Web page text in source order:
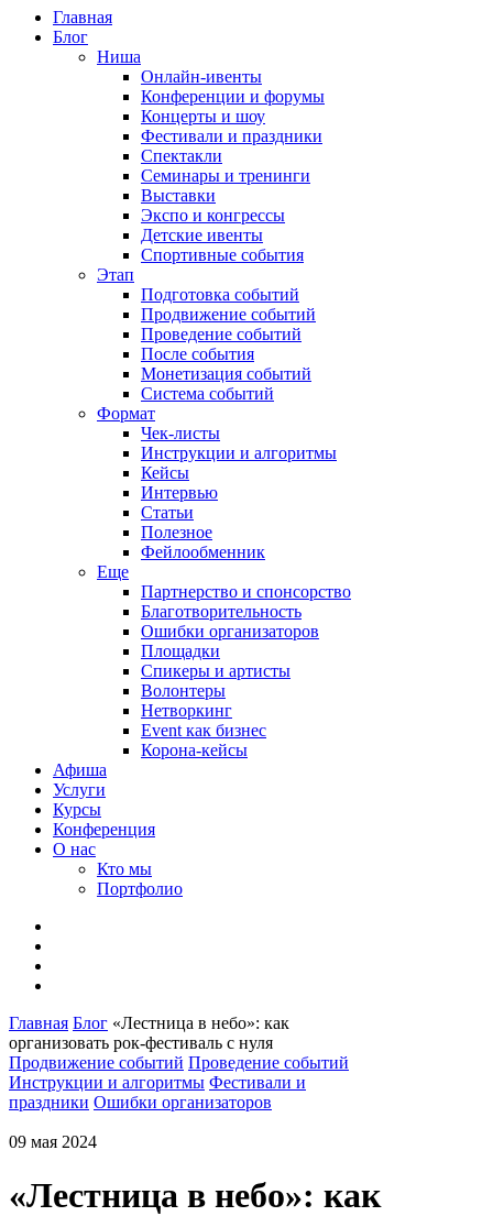
Главная
Блог
Ниша
Онлайн-ивенты
Конференции и форумы
Концерты и шоу
Фестивали и праздники
Спектакли
Семинары и тренинги
Выставки
Экспо и конгрессы
Детские ивенты
Спортивные события
Этап
Подготовка событий
Продвижение событий
Проведение событий
После события
Монетизация событий
Система событий
Формат
Чек-листы
Инструкции и алгоритмы
Кейсы
Интервью
Статьи
Полезное
Фейлообменник
Еще
Партнерство и спонсорство
Благотворительность
Ошибки организаторов
Площадки
Спикеры и артисты
Волонтеры
Нетворкинг
Event как бизнес
Корона-кейсы
Афиша
Услуги
Курсы
Конференция
О нас
Кто мы
Портфолио
Главная Блог «Лестница в небо»: как
организовать рок-фестиваль с нуля
Продвижение событий Проведение событий
Инструкции и алгоритмы Фестивали и
праздники Ошибки организаторов
09 мая 2024
«Лестница в небо»: как